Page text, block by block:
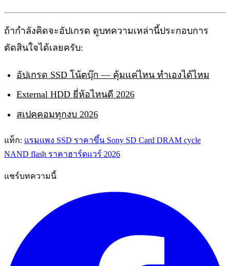
ถ้ากำลังคิดจะอัปเกรด ดูบทความเหล่านี้ประกอบการ
ตัดสินใจได้เลยครับ:
อัปเกรด SSD โน้ตบุ๊ก — คุ้มแค่ไหน ทำเองได้ไหม
External HDD ยี่ห้อไหนดี 2026
สเปคคอมทุกงบ 2026
แท็ก: แรมแพง SSD ราคาขึ้น Sony SD Card DRAM cycle
NAND flash ราคาฮาร์ดแวร์ 2026
แชร์บทความนี้